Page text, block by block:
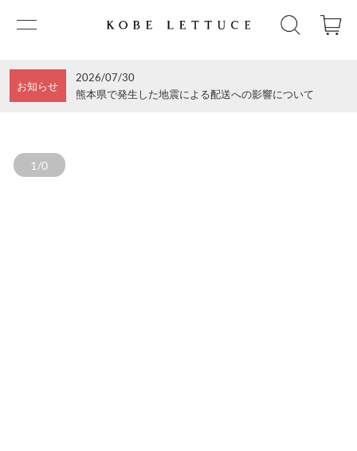
お知らせ
2026/07/30
熊本県で発生した地震による配送への影響について
1/0